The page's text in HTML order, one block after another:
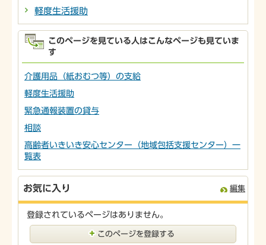
軽度生活援助
このページを見ている人はこんなページも見ていま
す
介護用品（紙おむつ等）の支給
軽度生活援助
緊急通報装置の貸与
相談
高齢者いきいき安心センター（地域包括支援センター）一
覧表
お気に入り 編集
登録されているページはありません。
このページを登録する